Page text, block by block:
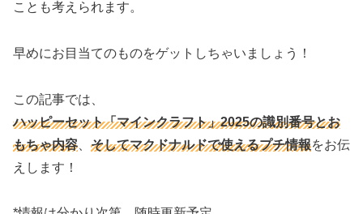
ことも考えられます。
早めにお目当てのものをゲットしちゃいましょう！
この記事では、
ハッピーセット「マインクラフト」2025の識別番号とお
もちゃ内容
そしてマクドナルドで使えるプチ情報をお伝
えします！